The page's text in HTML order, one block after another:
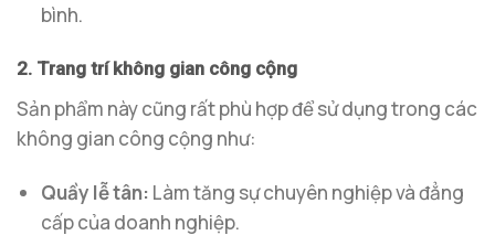
bình.
2. Trang trí không gian công cộng
Sản phẩm này cũng rất phù hợp để sử dụng trong các
không gian công cộng như:
Quầy lễ tân: Làm tăng sự chuyên nghiệp và đẳng
cấp của doanh nghiệp.